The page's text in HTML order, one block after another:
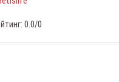
: 0.0/0